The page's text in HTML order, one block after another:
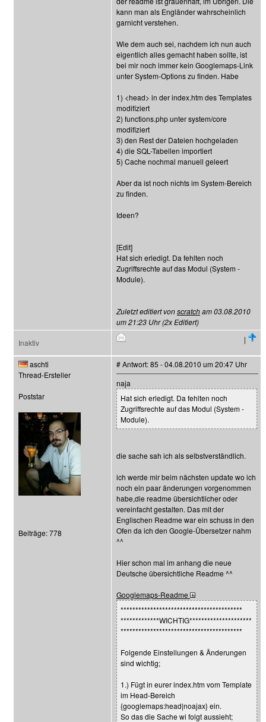
kann man als Engländer wahrscheinlich
garnicht verstehen.
Wie dem auch sei, nachdem ich nun auch
eigentlich alles gemacht haben sollte, ist
bei mir noch immer kein Googlemaps-Link
unter System-Options zu finden. Habe
1) <head> in der index.htm des Templates
modifiziert
2) functions.php unter system/core
modifiziert
3) den Rest der Dateien hochgeladen
4) die SQL-Tabellen importiert
5) Cache nochmal manuell geleert
Aber da ist noch nichts im System-Bereich
zu finden.
Ideen?
[Edit]
Hat sich erledigt. Da fehlten noch
Zugriffsrechte auf das Modul (System -
Module).
Zuletzt editiert vonscratcham 03.08.2010
um 21:23 Uhr (2x Editiert)
Inaktiv |
aschti
Thread-Ersteller
Poststar
Beiträge: 778
# Antwort: 85 - 04.08.2010 um 20:47 Uhr
naja
Hat sich erledigt. Da fehlten noch
Zugriffsrechte auf das Modul (System -
Module).
die sache sah ich als selbstverständlich.
ich werde mir beim nächsten update wo ich
noch ein paar änderungen vorgenommen
habe,die readme übersichtlicher oder
vereinfacht gestalten. Das mit der
Englischen Readme war ein schuss in den
Ofen da ich den Google-Übersetzer nahm
^^
Hier schon mal im anhang die neue
Deutsche übersichtliche Readme ^^
Googlemaps-Readme
*****************************************
*************WICHTIG*********************
*****************************************
Folgende Einstellungen & Änderungen
sind wichtig;
1.) Fügt in eurer index.htm vom Template
im Head-Bereich
{googlemaps:head|noajax} ein.
So das die Sache wi folgt aussieht;